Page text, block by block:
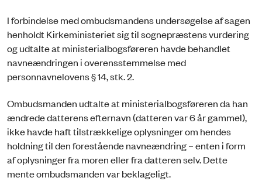
I forbindelse med ombudsmandens undersøgelse af sagen
henholdt Kirkeministeriet sig til sognepræstens vurdering
og udtalte at ministerialbogsføreren havde behandlet
navneændringen i overensstemmelse med
personnavnelovens § 14, stk. 2.
Ombudsmanden udtalte at ministerialbogsføreren da han
ændrede datterens efternavn (datteren var 6 år gammel),
ikke havde haft tilstrækkelige oplysninger om hendes
holdning til den forestående navneændring – enten i form
af oplysninger fra moren eller fra datteren selv. Dette
mente ombudsmanden var beklageligt.